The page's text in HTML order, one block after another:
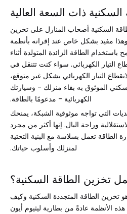
ذات السعة العالية
السكنية أصحاب المنازل على تخزين
وهذا مفيد بشكل خاص عند إقرانه بأنظمة
الطاقة الزائدة المتولدة أثناء
التيار الكهربائي. سواء كنت تتنقل في
التيار الكهربائي بشكل غير متوقع،
الموثوق به بقاء منزلك - وسيارتك
الكهربائية - مدعومًا بالطاقة.
التي تواجه موثوقية الشبكة، يمنحك
وراحة البال. إنها أكثر من مجرد
الطاقة تعمل بسلاسة مع البنية التحتية
لمنزلك وأسلوب حياتك.
تخزين الطاقة السكنية؟
تخزين الطاقة المتجددة السكنية وكيف
الأنظمة عادةً من بطارية ليثيوم أيون